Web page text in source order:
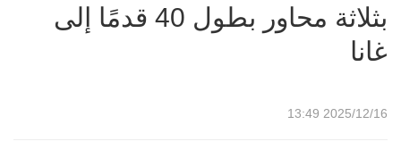
بثلاثة محاور بطول 40 قدمًا إلى
غانا
2025/12/16 13:49